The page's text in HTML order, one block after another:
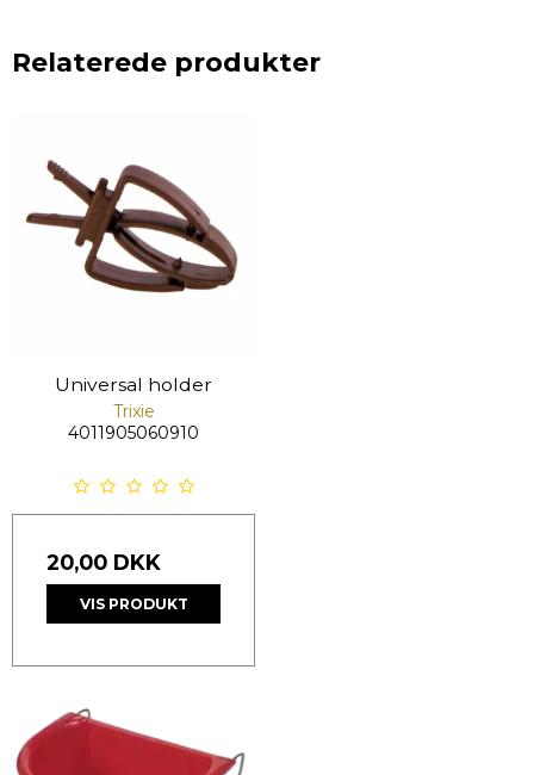
Relaterede produkter
Universal holder
Trixie
4011905060910
20,00 DKK
VIS PRODUKT